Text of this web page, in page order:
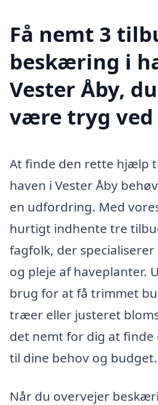
Få nemt 3
beskæring i
Vester Åby,
være tryg ved
At finde den rette hjælp
haven i Vester Åby
en udfordring. Med
hurtigt indhente tre
fagfolk, der
og pleje af haveplanter.
brug for at få trimmet
træer eller justeret
det nemt for dig at finde
til dine behov og budget.
Når du overvejer